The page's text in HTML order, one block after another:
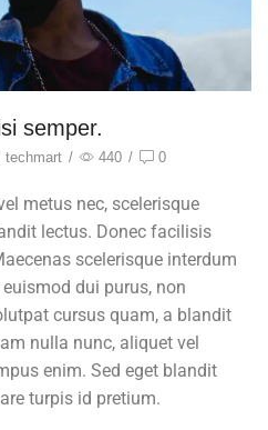
semper.
techmart / 440 / 0
metus nec, scelerisque
lectus. Donec facilisis
scelerisque interdum
dui purus, non
cursus quam, a blandit
nulla nunc, aliquet vel
enim. Sed eget blandit
turpis id pretium.